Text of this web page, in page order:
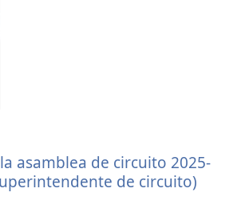
asamblea de circuito 2025-
de circuito)